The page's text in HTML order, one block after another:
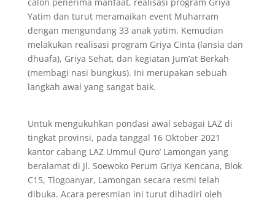
Yatim dan turut meramaikan event Muharram
dengan mengundang 33 anak yatim. Kemudian
melakukan realisasi program Griya Cinta (lansia dan
dhuafa), Griya Sehat, dan kegiatan Jum’at Berkah
(membagi nasi bungkus). Ini merupakan sebuah
langkah awal yang sangat baik.
Untuk mengukuhkan pondasi awal sebagai LAZ di
tingkat provinsi, pada tanggal 16 Oktober 2021
kantor cabang LAZ Ummul Quro’ Lamongan yang
beralamat di Jl. Soewoko Perum Griya Kencana, Blok
C15, Tlogoanyar, Lamongan secara resmi telah
dibuka. Acara peresmian ini turut dihadiri oleh